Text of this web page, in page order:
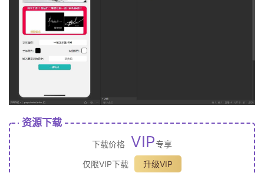
资源下载
下载价格 VIP专享
仅限VIP下载
升级VIP